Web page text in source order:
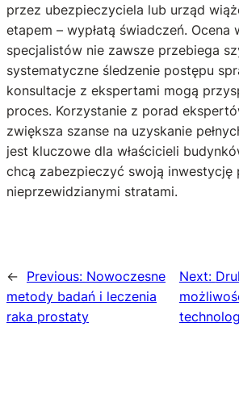
przez ubezpieczyciela lub urząd
etapem – wypłatą świadczeń. Ocena
specjalistów nie zawsze przebiega
systematyczne śledzenie postępu
konsultacje z ekspertami mogą
proces. Korzystanie z porad
zwiększa szanse na uzyskanie
jest kluczowe dla właścicieli
chcą zabezpieczyć swoją inwestycję
nieprzewidzianymi stratami.
← Previous: Nowoczesne
metody badań i leczenia
raka prostaty
Next: